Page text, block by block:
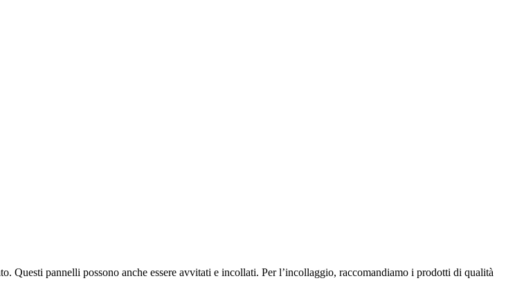
Questi pannelli possono anche essere avvitati e incollati. Per l’incollaggio, raccomandiamo i prodotti di qualità